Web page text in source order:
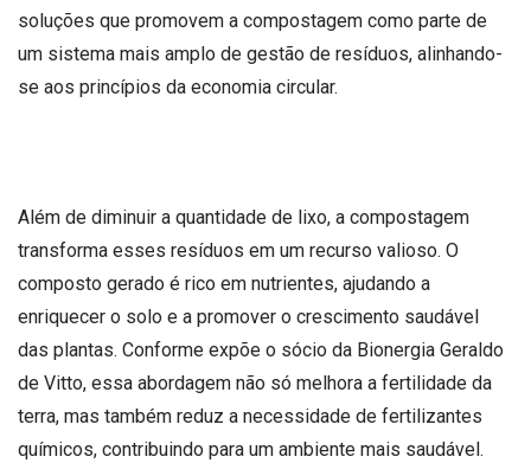
soluções que promovem a compostagem como parte de
um sistema mais amplo de gestão de resíduos, alinhando-
se aos princípios da economia circular.
Além de diminuir a quantidade de lixo, a compostagem
transforma esses resíduos em um recurso valioso. O
composto gerado é rico em nutrientes, ajudando a
enriquecer o solo e a promover o crescimento saudável
das plantas. Conforme expõe o sócio da Bionergia Geraldo
de Vitto, essa abordagem não só melhora a fertilidade da
terra, mas também reduz a necessidade de fertilizantes
químicos, contribuindo para um ambiente mais saudável.